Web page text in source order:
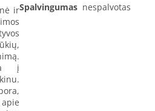
ir
į
Spalvingumas nespalvotas